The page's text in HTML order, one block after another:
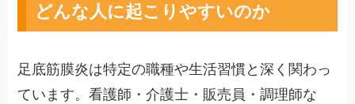
どんな人に起こりやすいのか
足底筋膜炎は特定の職種や生活習慣と深く関わっ
ています。看護師・介護士・販売員・調理師な